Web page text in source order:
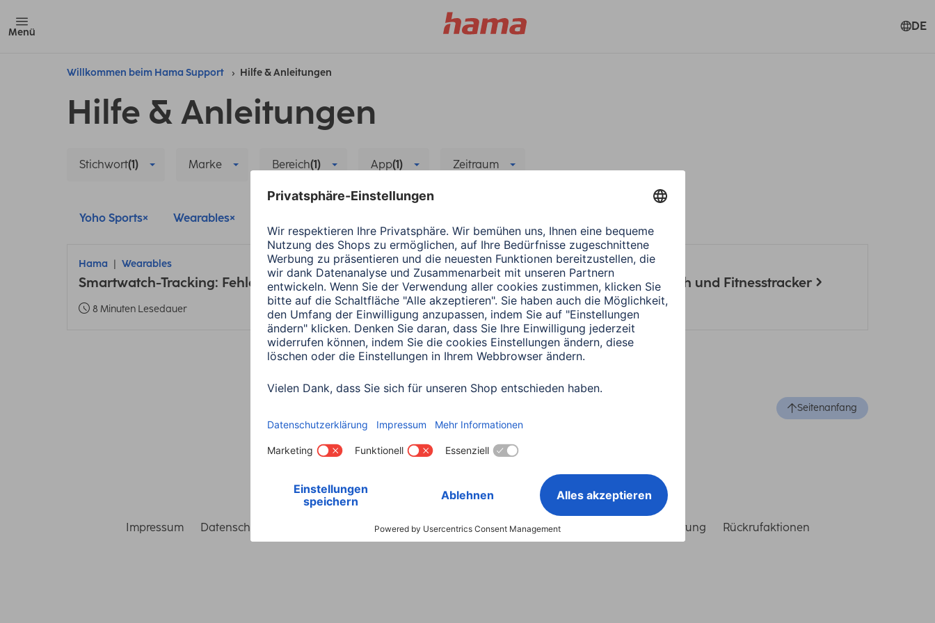
Menü DE
Willkommen beim Hama Support Hilfe & Anleitungen
Hilfe & Anleitungen
Stichwort(1) Marke Bereich(1) App(1) Zeitraum
Yoho Sports Wearables
Hama Wearables
Smartwatch-Tracking: Fehler bei Energiesparen
8 Minuten Lesedauer
Hama Wearables
Die richtige App für Smartwatch und Fitnesstracker
1 Minuten Lesedauer
Seitenanfang
Land wählen
Impressum Datenschutz Garantiebestimmungen Konformitätserklärungen Barrierefreiheitserklärung Rückrufaktionen